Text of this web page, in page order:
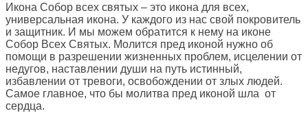
Икона Собор всех святых – это икона для всех,
универсальная икона. У каждого из нас свой покровитель
и защитник. И мы можем обратится к нему на иконе
Собор Всех Святых. Молится пред иконой нужно об
помощи в разрешении жизненных проблем, исцелении от
недугов, наставлении души на путь истинный,
избавлении от тревоги, освобождении от злых людей.
Самое главное, что бы молитва пред иконой шла от
сердца.